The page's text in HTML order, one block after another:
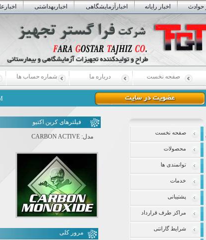
حوادث اخبار رایانه اخبارآزمایشگاهی اخباربهداشتی
صفحه نخست درباره ما شماره حساب ها
فیلترهای کربن اکتیو
مدل: CARBON ACTIVE
مرور کلی
صفحه نخست
محصولات
توانمندی ها
خدمات
پشتیبانی
مراکز طرف قرارداد
شرایط گارانتی